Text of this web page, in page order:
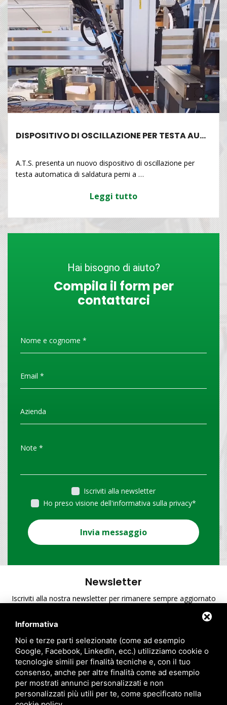
DISPOSITIVO DI OSCILLAZIONE PER TESTA AU…
A.T.S. presenta un nuovo dispositivo di oscillazione per
testa automatica di saldatura perni a …
Leggi tutto
Hai bisogno di aiuto?
Compila il form per
contattarci
Iscriviti alla newsletter
Ho preso visione dell'informativa sulla privacy*
Invia messaggio
Newsletter
Iscriviti alla nostra newsletter per rimanere sempre aggiornato
Ho preso visione dell'informativa sulla privacy
Informativa
Noi e terze parti selezionate (come ad esempio
Google, Facebook, LinkedIn, ecc.) utilizziamo cookie o
tecnologie simili per finalità tecniche e, con il tuo
consenso, anche per altre finalità come ad esempio
per mostrati annunci personalizzati e non
personalizzati più utili per te, come specificato nella